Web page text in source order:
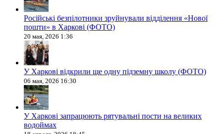
Російські безпілотники зруйнували відділення «Нової
пошти» в Харкові (ФОТО)
20 мая, 2026 1:36
У Харкові відкрили ще одну підземну школу (ФОТО)
06 мая, 2026 16:30
У Харкові запрацюють рятувальні пости на великих
водоймах